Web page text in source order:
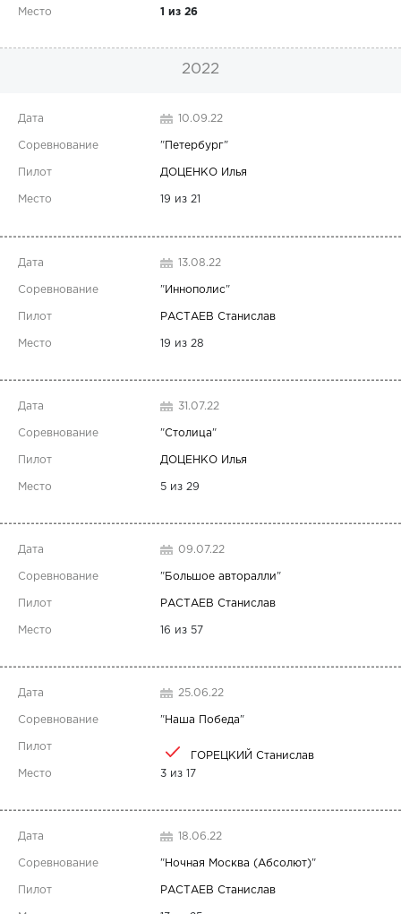
1 из 26
2022
10.09.22
" Петербург"
ДОЦЕНКО Илья
19 из 21
13.08.22
"Иннополис"
РАСТАЕВ Станислав
19 из 28
31.07.22
"Столица"
ДОЦЕНКО Илья
5 из 29
09.07.22
"Большое авторалли"
РАСТАЕВ Станислав
16 из 57
25.06.22
"Наша Победа"
ГОРЕЦКИЙ Станислав
3 из 17
18.06.22
"Ночная Москва (Абсолют)"
РАСТАЕВ Станислав